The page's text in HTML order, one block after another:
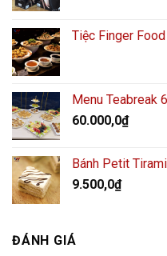
Tiệc Finger
Menu Teabreak
60.000,0₫
Bánh Petit
9.500,0₫
ĐÁNH GIÁ